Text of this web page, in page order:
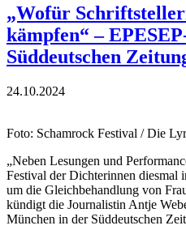
„Wofür
kämpfen“ –
Süddeutschen
24.10.2024
Foto: Schamrock Festival / Die
„Neben Lesungen und
Festival der Dichterinnen diesmal
um die Gleichbehandlung von
kündigt die Journalistin Antje
München in der Süddeutschen